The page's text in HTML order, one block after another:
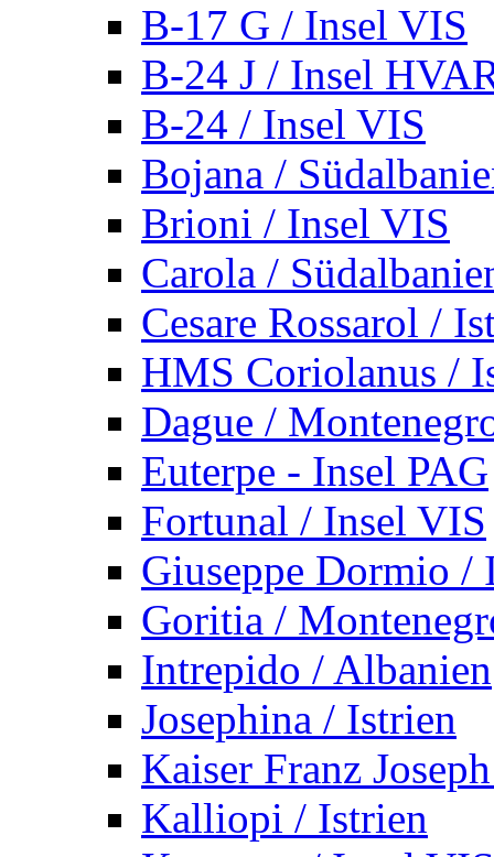
B-17 G / Insel VIS
B-24 J / Insel
B-24 / Insel VIS
Bojana /
Brioni / Insel VIS
Carola /
Cesare Rossarol /
HMS Coriolanus /
Dague /
Euterpe - Insel PAG
Fortunal / Insel VIS
Giuseppe Dormio /
Goritia /
Intrepido / Albanien
Josephina / Istrien
Kaiser Franz
Kalliopi / Istrien